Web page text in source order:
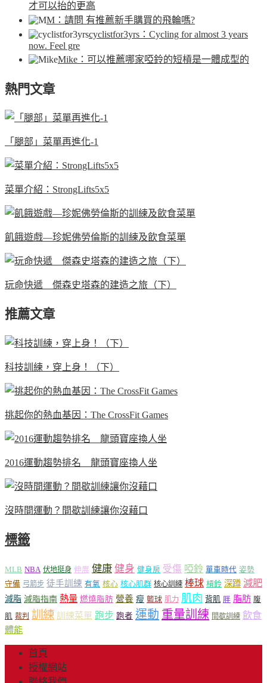
才可以抬的更高
M ：請問 有推薦新手購買的飛輪嗎?
cyclistfor3yrs ：Cycling for almost 3 years
now. Feel gre
Mike ：可以推薦哪家啞鈴的短槓是一體成型的
熱門文章
「腿部」菜單再進化-1
菜單介紹：StrongLifts5x5
飢餓遊戲—珍妮佛勞倫斯的訓練及飲食菜單
玩命快遞 傑森史塔森的建造之旅（下）
推薦文章
科技訓練，穿上身！（下）
挑起你的熱血基因：The CrossFit Games
2016運動趨勢排名 龍頭寶座換人坐
沒時間運動？間歇訓練讓你沒藉口
標籤
MLB NBA 伏地挺身 伸展 健康 健身 健身房 受傷 啞鈴 單車時代 姿勢
守備 弓箭步 徒手訓練 有氧 核心 核心肌群 核心訓練 棒球 槓鈴 深蹲 減肥
減脂 減脂指南 熱量 燃燒脂肪 營養 瘦 籃球 肌力 肌肉 背肌 胖 脂肪 腹
肌 裁判 訓練 訓練菜單 跑步 跑者 運動 重量訓練 間歇訓練 飲食
體能
首頁
授權網站